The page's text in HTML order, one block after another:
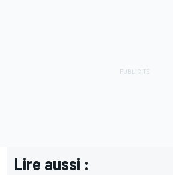
Lire aussi :